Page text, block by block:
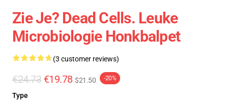
Zie Je? Dead Cells. Leuke
Microbiologie Honkbalpet
(3 customer reviews)
€24.73 €19.78 $21.50 -20%
Type